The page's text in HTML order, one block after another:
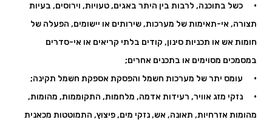
· כשל בתוכנה, לרבות בין היתר באגים, טעויות, וירוסים, בעיות
תצורה, אי-תאימות של מערכות, שירותים או יישומים, הפעלה של
חומות אש או תכניות סינון, קודים בלתי קריאים או אי-סדרים
במסמכים מסוימים או בתכנים אחרים;
· עומס יתר של מערכות חשמל והפסקת אספקת חשמל תקינה;
· נזקי מזג אוויר, רעידות אדמה, מלחמות, התקוממות, מהומות,
מהומות אזרחיות, תאונה, אש, נזקי מים, פיצוץ, התמוטטות מכאנית